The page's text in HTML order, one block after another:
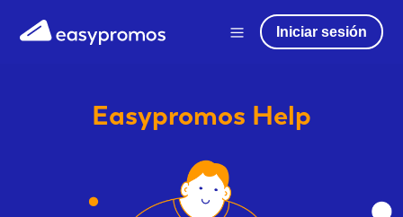
Iniciar sesión
Easypromos Help